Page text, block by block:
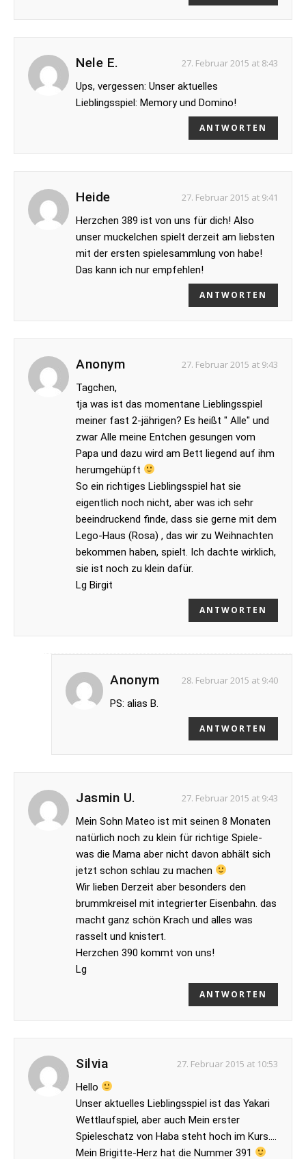
Nele E.
27. Februar 2015 at 8:43
Ups, vergessen: Unser aktuelles
Lieblingsspiel: Memory und Domino!
ANTWORTEN
Heide
27. Februar 2015 at 9:41
Herzchen 389 ist von uns für dich! Also
unser muckelchen spielt derzeit am liebsten
mit der ersten spielesammlung von habe!
Das kann ich nur empfehlen!
ANTWORTEN
Anonym
27. Februar 2015 at 9:43
Tagchen,
tja was ist das momentane Lieblingsspiel
meiner fast 2-jährigen? Es heißt " Alle" und
zwar Alle meine Entchen gesungen vom
Papa und dazu wird am Bett liegend auf ihm
herumgehüpft
So ein richtiges Lieblingsspiel hat sie
eigentlich noch nicht, aber was ich sehr
beeindruckend finde, dass sie gerne mit dem
Lego-Haus (Rosa) , das wir zu Weihnachten
bekommen haben, spielt. Ich dachte wirklich,
sie ist noch zu klein dafür.
Lg Birgit
ANTWORTEN
Anonym
28. Februar 2015 at 9:40
PS: alias B.
ANTWORTEN
Jasmin U.
27. Februar 2015 at 9:43
Mein Sohn Mateo ist mit seinen 8 Monaten
natürlich noch zu klein für richtige Spiele-
was die Mama aber nicht davon abhält sich
jetzt schon schlau zu machen
Wir lieben Derzeit aber besonders den
brummkreisel mit integrierter Eisenbahn. das
macht ganz schön Krach und alles was
rasselt und knistert.
Herzchen 390 kommt von uns!
Lg
ANTWORTEN
Silvia
27. Februar 2015 at 10:53
Hello
Unser aktuelles Lieblingsspiel ist das Yakari
Wettlaufspiel, aber auch Mein erster
Spieleschatz von Haba steht hoch im Kurs….
Mein Brigitte-Herz hat die Nummer 391